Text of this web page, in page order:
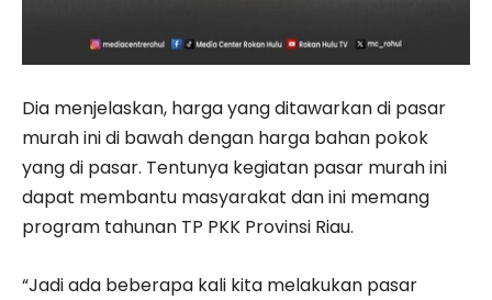
Dia menjelaskan, harga yang ditawarkan di pasar
murah ini di bawah dengan harga bahan pokok
yang di pasar. Tentunya kegiatan pasar murah ini
dapat membantu masyarakat dan ini memang
program tahunan TP PKK Provinsi Riau.
“Jadi ada beberapa kali kita melakukan pasar